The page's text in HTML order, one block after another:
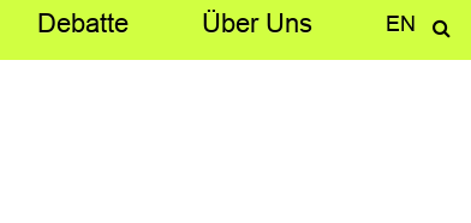
Debatte Über­ Uns EN